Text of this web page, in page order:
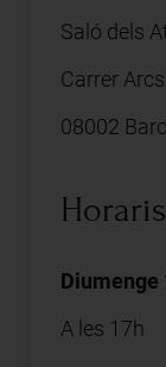
Saló dels
Carrer
08002
Horaris
Diumenge
A les 17h